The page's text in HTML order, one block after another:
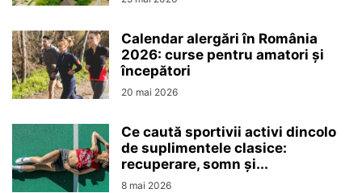
Calendar alergări în România
2026: curse pentru amatori și
începători
20 mai 2026
Ce caută sportivii activi dincolo
de suplimentele clasice:
recuperare, somn și...
8 mai 2026